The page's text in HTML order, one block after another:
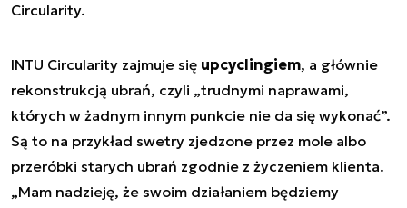
Circularity.
INTU Circularity zajmuje się upcyclingiem, a głównie
rekonstrukcją ubrań, czyli „trudnymi naprawami,
których w żadnym innym punkcie nie da się wykonać”.
Są to na przykład swetry zjedzone przez mole albo
przeróbki starych ubrań zgodnie z życzeniem klienta.
„Mam nadzieję, że swoim działaniem będziemy